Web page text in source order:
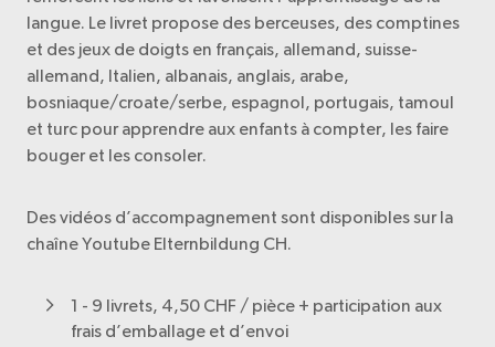
langue. Le livret propose des berceuses, des comptines
et des jeux de doigts en français, allemand, suisse-
allemand, Italien, albanais, anglais, arabe,
bosniaque/croate/serbe, espagnol, portugais, tamoul
et turc pour apprendre aux enfants à compter, les faire
bouger et les consoler.
Des vidéos d’accompagnement sont disponibles sur la
chaîne Youtube Elternbildung CH.
1 - 9 livrets, 4,50 CHF / pièce + participation aux
frais d’emballage et d’envoi